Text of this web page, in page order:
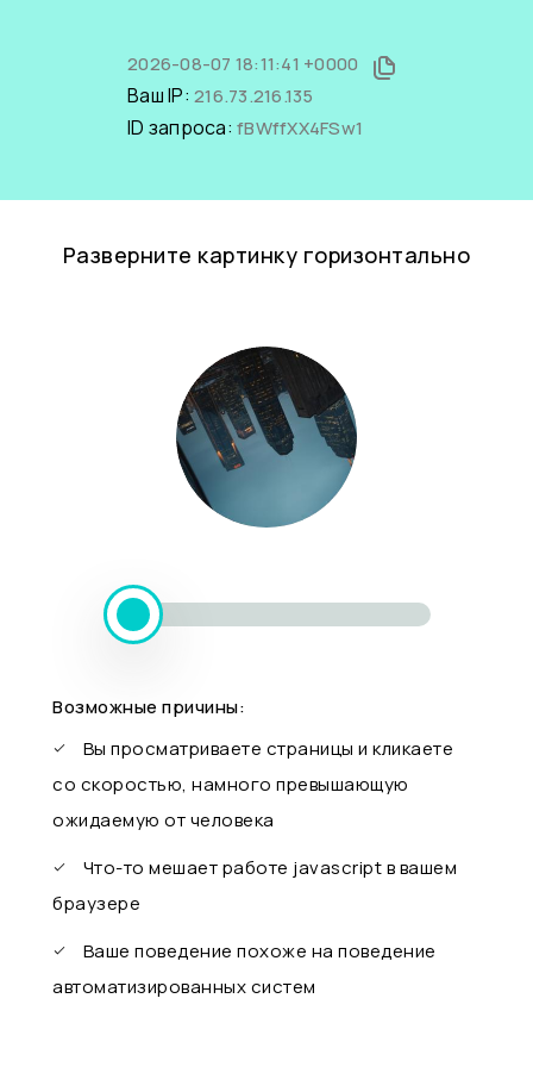
2026-08-07 18:11:41 +0000
Ваш IP: 216.73.216.135
ID запроса: fBWffXX4FSw1
Разверните картинку горизонтально
Возможные причины:
Вы просматриваете страницы и кликаете
со скоростью, намного превышающую
ожидаемую от человека
Что-то мешает работе javascript в вашем
браузере
Ваше поведение похоже на поведение
автоматизированных систем